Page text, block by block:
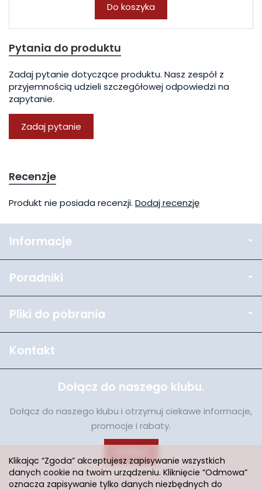
Do koszyka
Pytania do produktu
Zadaj pytanie dotyczące produktu. Nasz zespół z
przyjemnością udzieli szczegółowej odpowiedzi na
zapytanie.
Zadaj pytanie
Recenzje
Produkt nie posiada recenzji. Dodaj recenzję
Informacje
Poradniki
Pliki do pobrania
Kontakt
Dołącz do naszego klubu.
Dołącz do naszego klubu i otrzymuj ciekawe informacje,
promocje i rabaty.
Klikając “Zgoda” akceptujesz zapisywanie wszystkich
danych cookie na twoim urządzeniu. Kliknięcie “Odmowa”
oznacza zapisywanie tylko danych niezbędnych do